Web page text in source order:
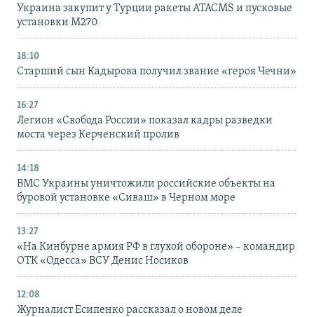
Украина закупит у Турции ракеты ATACMS и пусковые
установки M270
18:10
Старший сын Кадырова получил звание «героя Чечни»
16:27
Легион «Свобода России» показал кадры разведки
моста через Керченский пролив
14:18
ВМС Украины уничтожили российские объекты на
буровой установке «Сиваш» в Черном море
13:27
«На Кинбурне армия РФ в глухой обороне» – командир
ОТК «Одесса» ВСУ Денис Носиков
12:08
Журналист Есипенко рассказал о новом деле